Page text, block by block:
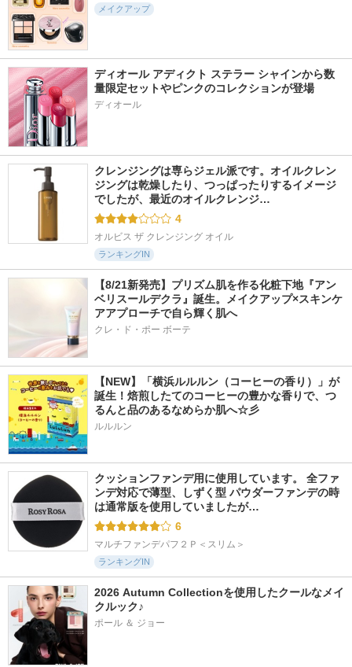
メイクアップ
ディオール アディクト ステラー シャインから数
量限定セットやピンクのコレクションが登場
ディオール
クレンジングは専らジェル派です。オイルクレン
ジングは乾燥したり、つっぱったりするイメージ
でしたが、最近のオイルクレンジ…
4
オルビス ザ クレンジング オイル
ランキングIN
【8/21新発売】プリズム肌を作る化粧下地『アン
ベリスールデクラ』誕生。メイクアップ×スキンケ
アアプローチで自ら輝く肌へ
クレ・ド・ポー ボーテ
【NEW】「横浜ルルルン（コーヒーの香り）」が
誕生！焙煎したてのコーヒーの豊かな香りで、つ
るんと品のあるなめらか肌へ☆彡
ルルルン
クッションファンデ用に使用しています。 全ファ
ンデ対応で薄型、しずく型 パウダーファンデの時
は通常版を使用していましたが…
6
マルチファンデパフ２Ｐ＜スリム＞
ランキングIN
2026 Autumn Collectionを使用したクールなメイ
クルック♪
ポール ＆ ジョー